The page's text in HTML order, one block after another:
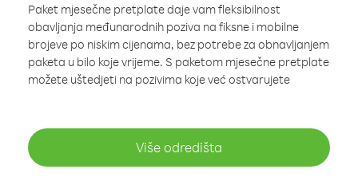
Paket mjesečne pretplate daje vam fleksibilnost
obavljanja međunarodnih poziva na fiksne i mobilne
brojeve po niskim cijenama, bez potrebe za obnavljanjem
paketa u bilo koje vrijeme. S paketom mjesečne pretplate
možete uštedjeti na pozivima koje već ostvarujete
Više odredišta